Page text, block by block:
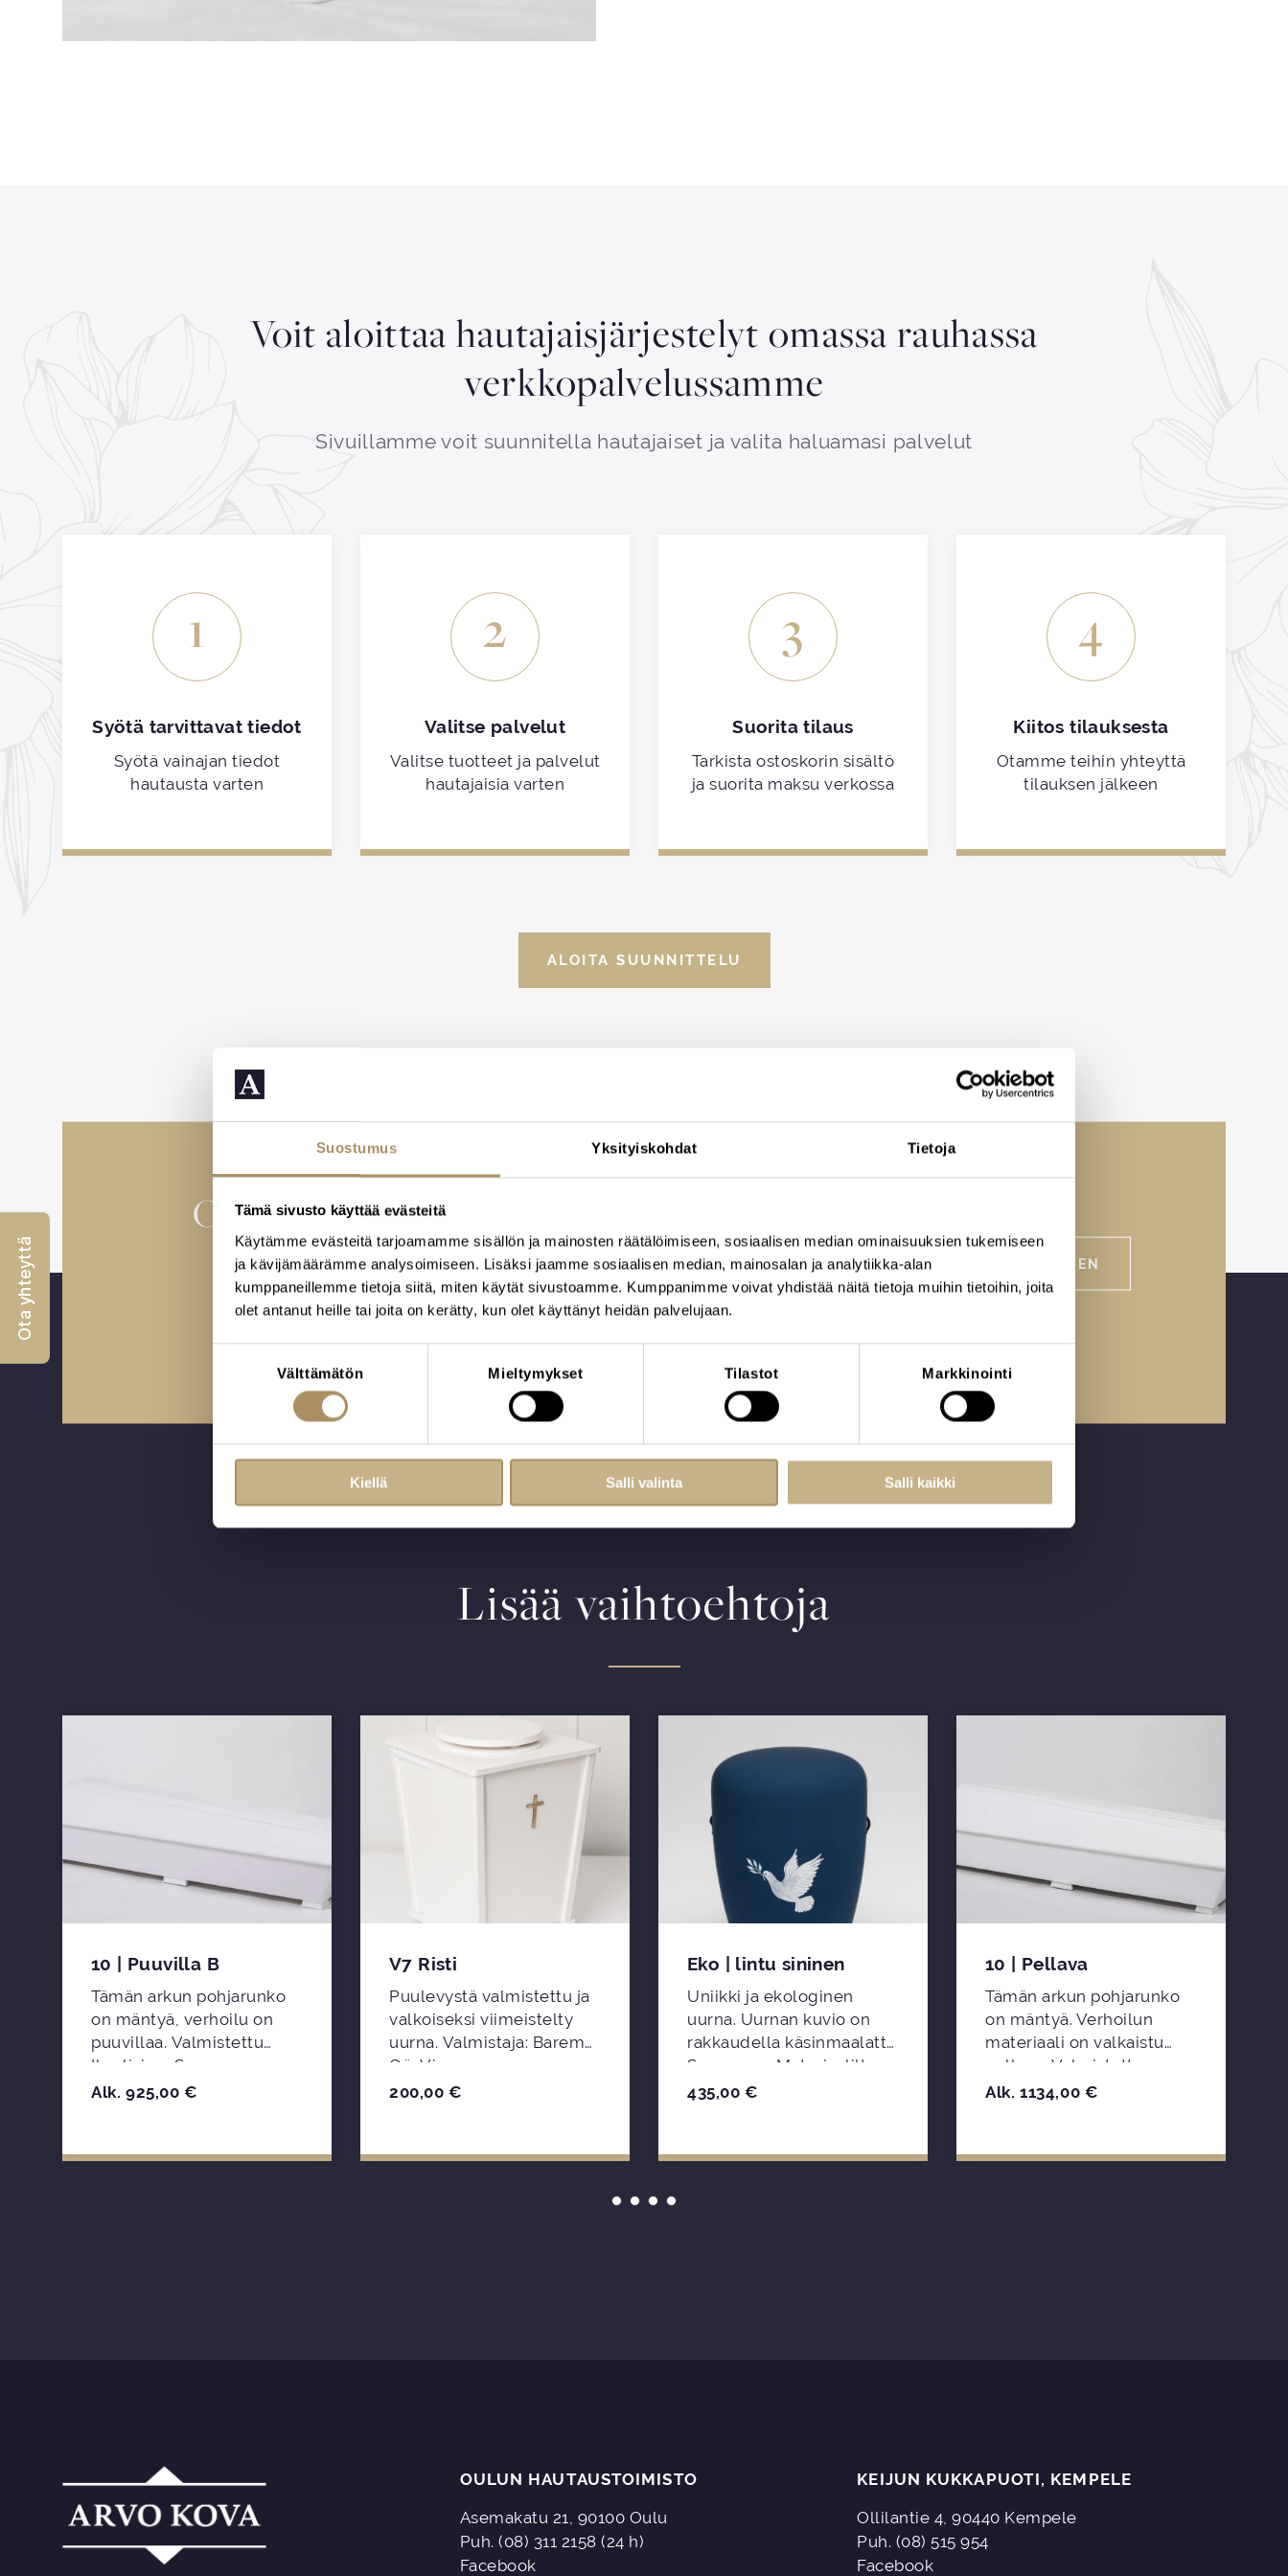
Suostumus Yksityiskohdat Tietoja
Tämä sivusto käyttää evästeitä
Käytämme evästeitä tarjoamamme sisällön ja mainosten räätälöimiseen, sosiaalisen median ominaisuuksien tukemiseen
ja kävijämäärämme analysoimiseen. Lisäksi jaamme sosiaalisen median, mainosalan ja analytiikka-alan
kumppaneillemme tietoja siitä, miten käytät sivustoamme. Kumppanimme voivat yhdistää näitä tietoja muihin tietoihin, joita
olet antanut heille tai joita on kerätty, kun olet käyttänyt heidän palvelujaan.
Välttämätön Mieltymykset Tilastot Markkinointi
Kiellä Salli valinta Salli kaikki
Voit aloittaa hautajaisjärjestelyt omassa rauhassa
verkkopalvelussamme
Sivuillamme voit suunnitella hautajaiset ja valita haluamasi palvelut
1
Syötä tarvittavat tiedot
Syötä vainajan tiedot
hautausta varten
2
Valitse palvelut
Valitse tuotteet ja palvelut
hautajaisia varten
3
Suorita tilaus
Tarkista ostoskorin sisältö
ja suorita maksu verkossa
4
Kiitos tilauksesta
Otamme teihin yhteyttä
tilauksen jälkeen
ALOITA SUUNNITTELU
Osaava henkilökuntamme apunasi
hautajaisjärjestelyissä
Varaa aika tapaamiseen, autamme mielellämme
VARAA AIKA TAPAAMISEEN
Lisää vaihtoehtoja
10 | Puuvilla B
Tämän arkun pohjarunko
on mäntyä, verhoilu on
puuvillaa. Valmistettu
Ikaalisissa Suomessa.
Alk. 925,00€
V7 Risti
Puulevystä valmistettu ja
valkoiseksi viimeistelty
uurna. Valmistaja: Barem
Oü, Viro.
200,00€
Eko | lintu sininen
Uniikki ja ekologinen
uurna. Uurnan kuvio on
rakkaudella käsinmaalattu
Suomessa. Materiaaliltaan
uurnat ovat maatuvia ja
435,00€
10 | Pellava
Tämän arkun pohjarunko
on mäntyä. Verhoilun
materiaali on valkaistu
pellava. Valmistettu
Ikaalisissa Suomessa.
Alk. 1134,00 €
OULUN HAUTAUSTOIMISTO
Asemakatu 21, 90100 Oulu
Puh. (08) 311 2158 (24 h)
Facebook
KEIJUN KUKKAPUOTI, KEMPELE
Ollilantie 4, 90440 Kempele
Puh. (08) 515 954
Facebook
Ota yhteyttä